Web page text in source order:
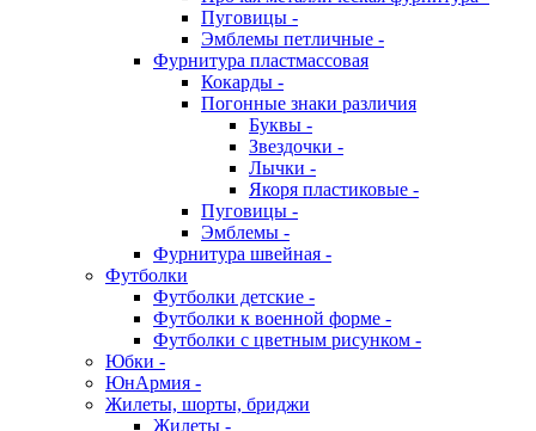
Пуговицы -
Эмблемы петличные -
Фурнитура пластмассовая
Кокарды -
Погонные знаки различия
Буквы -
Звездочки -
Лычки -
Якоря пластиковые -
Пуговицы -
Эмблемы -
Фурнитура швейная -
Футболки
Футболки детские -
Футболки к военной форме -
Футболки с цветным рисунком -
Юбки -
ЮнАрмия -
Жилеты, шорты, бриджи
Жилеты -